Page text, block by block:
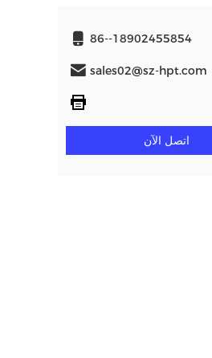
86--18902455854
sales02@sz-hpt.com
اتصل الآن